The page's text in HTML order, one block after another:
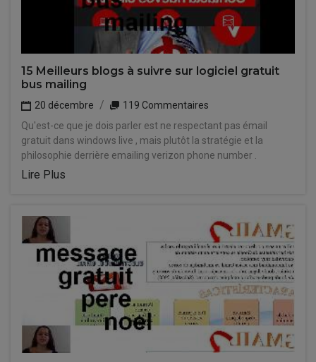
15 Meilleurs blogs à suivre sur logiciel gratuit
bus mailing
20 décembre
119 Commentaires
Qu'est-ce que je dois parler est ne respectant pas émail
gratuit dans windows live , mais plutôt la stratégie et la
philosophie derrière emailing verizon phone number .
Lire Plus